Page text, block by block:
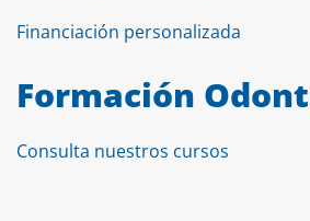
Financiación personalizada
Formación
Consulta nuestros cursos